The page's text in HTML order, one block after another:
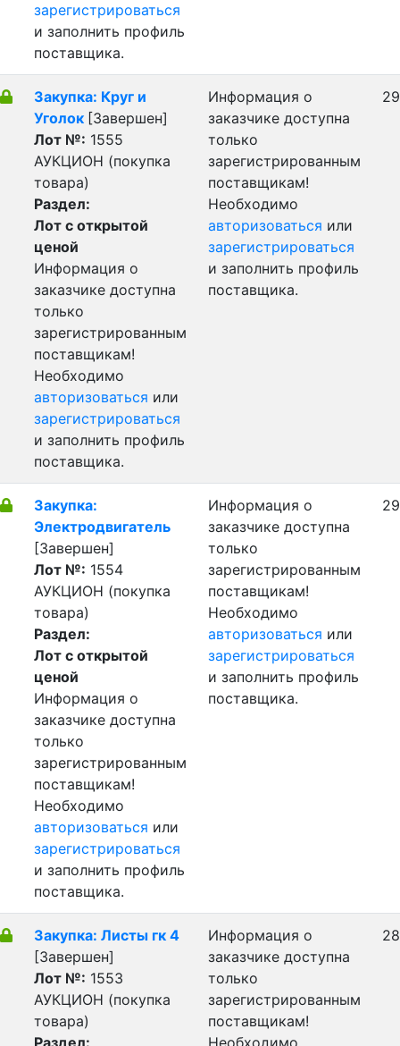
зарегистрироваться
и заполнить профиль
поставщика.
Закупка: Круг и
Уголок [Завершен]
Лот №: 1555
АУКЦИОН (покупка
товара)
Раздел:
Лот с открытой
ценой
Информация о
заказчике доступна
только
зарегистрированным
поставщикам!
Необходимо
авторизоваться или
зарегистрироваться
и заполнить профиль
поставщика.
Информация о
заказчике доступна
только
зарегистрированным
поставщикам!
Необходимо
авторизоваться или
зарегистрироваться
и заполнить профиль
поставщика.
Закупка:
Электродвигатель
[Завершен]
Лот №: 1554
АУКЦИОН (покупка
товара)
Раздел:
Лот с открытой
ценой
Информация о
заказчике доступна
только
зарегистрированным
поставщикам!
Необходимо
авторизоваться или
зарегистрироваться
и заполнить профиль
поставщика.
Информация о
заказчике доступна
только
зарегистрированным
поставщикам!
Необходимо
авторизоваться или
зарегистрироваться
и заполнить профиль
поставщика.
Закупка: Листы гк 4
[Завершен]
Лот №: 1553
АУКЦИОН (покупка
товара)
Раздел:
Информация о
заказчике доступна
только
зарегистрированным
поставщикам!
Необходимо